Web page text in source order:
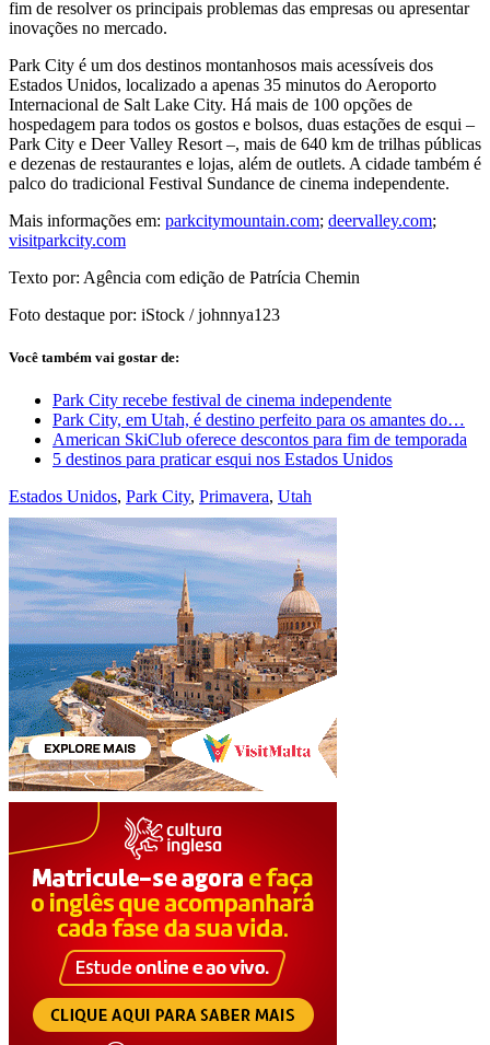
fim de resolver os principais problemas das empresas ou apresentar
inovações no mercado.
Park City é um dos destinos montanhosos mais acessíveis dos
Estados Unidos, localizado a apenas 35 minutos do Aeroporto
Internacional de Salt Lake City. Há mais de 100 opções de
hospedagem para todos os gostos e bolsos, duas estações de esqui –
Park City e Deer Valley Resort –, mais de 640 km de trilhas públicas
e dezenas de restaurantes e lojas, além de outlets. A cidade também é
palco do tradicional Festival Sundance de cinema independente.
Mais informações em: parkcitymountain.com; deervalley.com;
visitparkcity.com
Texto por: Agência com edição de Patrícia Chemin
Foto destaque por: iStock / johnnya123
Você também vai gostar de:
Park City recebe festival de cinema independente
Park City, em Utah, é destino perfeito para os amantes do…
American SkiClub oferece descontos para fim de temporada
5 destinos para praticar esqui nos Estados Unidos
Estados Unidos, Park City, Primavera, Utah